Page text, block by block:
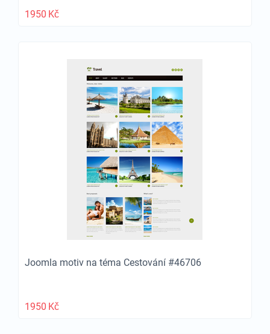
1950 Kč
Joomla motiv na téma Cestování #46706
1950 Kč